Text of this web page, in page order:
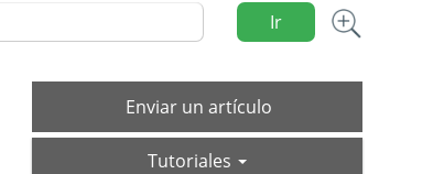
Ir
Enviar
un
Enviar un artículo
Tutoriales